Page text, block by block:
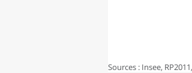
Sources : Insee,